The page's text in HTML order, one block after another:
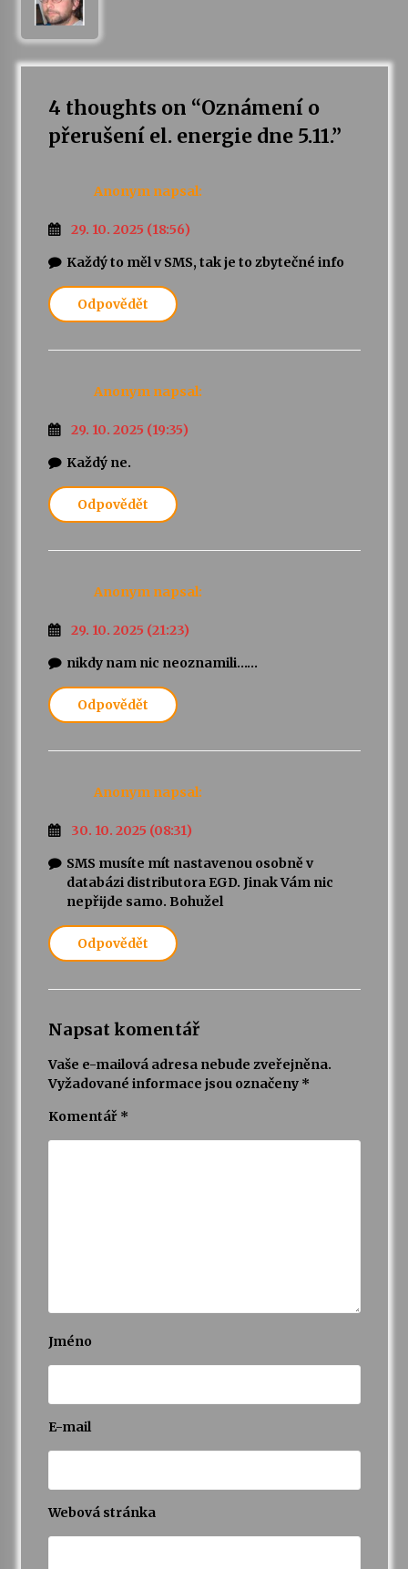
Votavžatský ploty
Letní koncerty ve Stromovce: Rufus Miller
Vysočinka
Ozvěny prázdnin
14. 7. 2026
Za kulturou kousek za Humpolec. V Želivě ožije
13. 7. 2026
Želiv
3. 7. 2026
4 thoughts on “Oznámení o
přerušení el. energie dne 5.11.”
Anonym napsal:
29. 10. 2025 (18:56)
Každý to měl v SMS, tak je to zbytečné info
Odpovědět
Anonym napsal:
29. 10. 2025 (19:35)
Každý ne.
Odpovědět
Anonym napsal:
29. 10. 2025 (21:23)
nikdy nam nic neoznamili……
Odpovědět
Anonym napsal:
30. 10. 2025 (08:31)
SMS musíte mít nastavenou osobně v
databázi distributora EGD. Jinak Vám nic
nepřijde samo. Bohužel
Odpovědět
Napsat komentář
Vaše e-mailová adresa nebude zveřejněna.
Vyžadované informace jsou označeny *
Komentář *
Jméno
E-mail
Webová stránka